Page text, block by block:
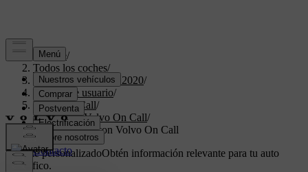
Soporte/
Todos los coches/
XC60 Twin Engine 2020/
Manual de usuario/
Volvo On Call/
Servicios Volvo On Call/
Aviso de robo con Volvo On Call
Soporte personalizadoObtén información relevante para tu auto
específico.